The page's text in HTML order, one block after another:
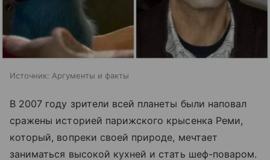
Источник: Аргументы и факты
В 2007 году зрители всей планеты были наповал
сражены историей парижского крысенка Реми,
который, вопреки своей природе, мечтает
заниматься высокой кухней и стать шеф-поваром.